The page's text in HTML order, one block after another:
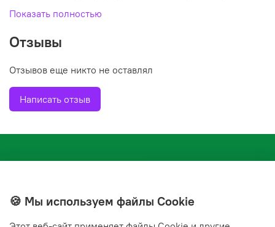
освежающая, с легкой пряностью. Скороплодность:
на карликовом подвое уже на второй год.
Показать полностью
Отзывы
Отзывов еще никто не оставлял
Написать отзыв
🍪 Мы используем файлы Cookie